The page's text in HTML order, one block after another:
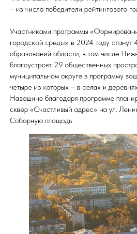
– из числа победители рейтингового
Участниками программы
городской среды» в 2024 году станут
образований области, в том числе
благоустроят 29 общественных
муниципальном округе в программу
четыре из которых – в селах и
Навашине благодаря программе
сквер «Счастливый адрес» на ул.
Соборную площадь.